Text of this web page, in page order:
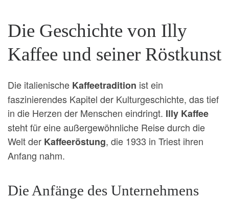
Die Geschichte von Illy
Kaffee und seiner Röstkunst
Die italienische Kaffeetradition ist ein
faszinierendes Kapitel der Kulturgeschichte, das tief
in die Herzen der Menschen eindringt. Illy Kaffee
steht für eine außergewöhnliche Reise durch die
Welt der Kaffeeröstung, die 1933 in Triest ihren
Anfang nahm.
Die Anfänge des Unternehmens